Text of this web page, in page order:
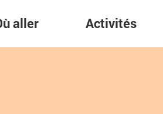
aller Activités